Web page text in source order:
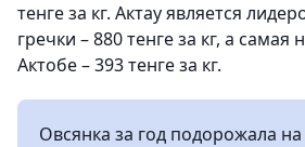
тенге за кг. Актау является
гречки – 880 тенге за кг, а самая
Актобе – 393 тенге за кг.
Овсянка за год подорожала на